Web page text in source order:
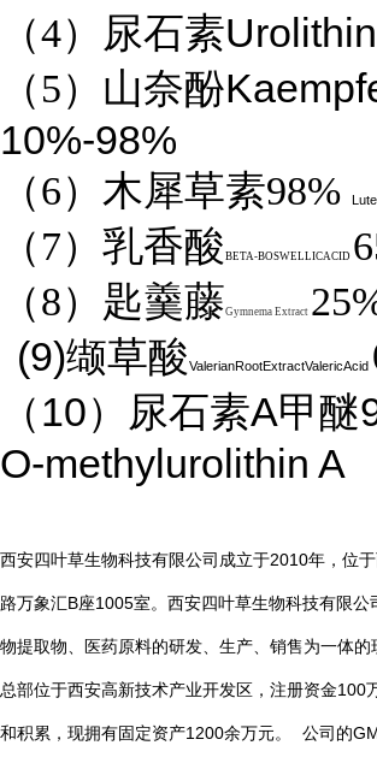
（4） 尿石素
（5）山奈酚
10%-98%
（6）木犀草素98%
（7）乳香酸 BETA-BOSWELLICACID
（8）匙羹藤Gymnema Extract
(9)缬草酸ValerianRootExtractValericAcid
（10）尿石素A甲醚
O-methylurolithin A
西安四叶草生物科技有限公司成立于2010年，位
路万象汇B座1005室。西安四叶草生物科技有限公
物提取物、医药原料的研发、生产、销售为一体的
总部位于西安高新技术产业开发区，注册资金100
和积累，现拥有固定资产1200余万元。 公司的